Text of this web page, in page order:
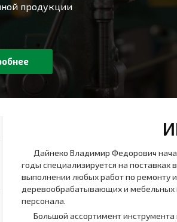
продукции
Дайнеко Владимир Федорович
годы специализируется на
выполнении любых работ по ремонту
деревообрабатывающих и мебельных
персонала.
Большой ассортимент